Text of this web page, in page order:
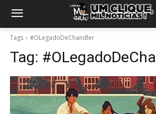
Tags #OLegadoDeChandler
Tag: